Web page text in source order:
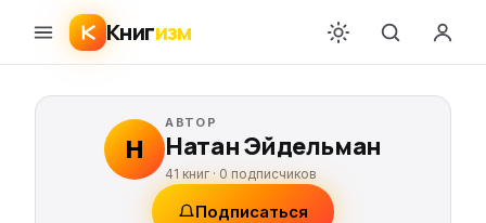
Книгизм
Н
АВТОР
Натан Эйдельман
41 книг ·0 подписчиков
Подписаться